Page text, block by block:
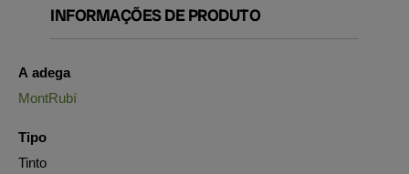
INFORMAÇÕES DE PRODUTO
A adega
MontRubí
Tipo
Tinto